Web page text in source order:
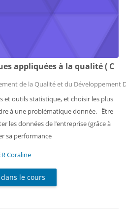
appliquées à la qualité ( C
de la Qualité et du Développement
et outils statistique, et choisir les plus
à une problématique donnée. Être
les données de l’entreprise (grâce à
sa performance
Coraline
le cours